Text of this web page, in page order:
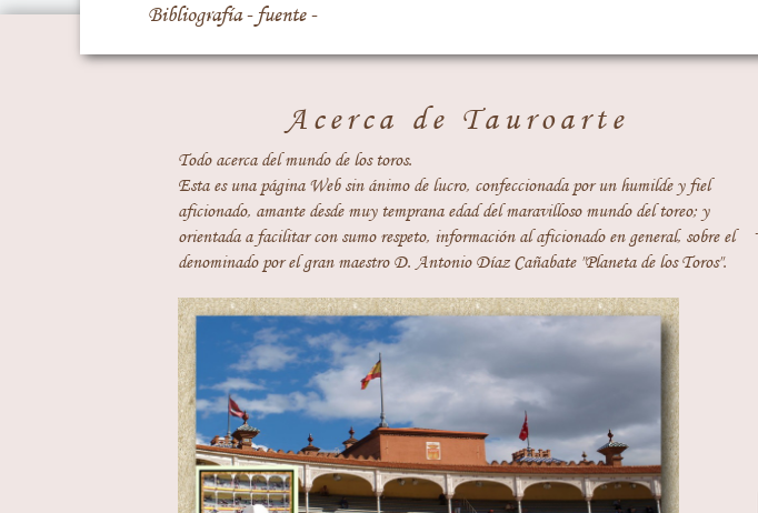
Bibliografía - fuente -
Acerca de Tauroarte
Todo acerca del mundo de los toros.
Esta es una página Web sin ánimo de lucro, confeccionada por un humilde y fiel
aficionado, amante desde muy temprana edad del maravilloso mundo del toreo; y
orientada a facilitar con sumo respeto, información al aficionado en general, sobre el
denominado por el gran maestro D. Antonio Díaz Cañabate "Planeta de los Toros".